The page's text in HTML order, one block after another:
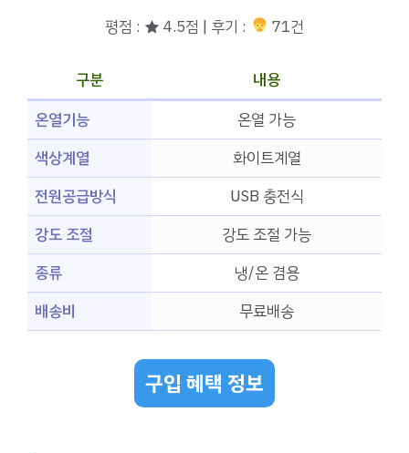
평점 : ★ 4.5점 | 후기 : 71건
구분
내용
온열기능
온열 가능
색상계열
화이트계열
전원공급방식
USB 충전식
강도 조절
강도 조절 가능
종류
냉/온 겸용
배송비
무료배송
구입 혜택 정보